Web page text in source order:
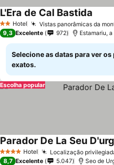
2 Estrelas
Hotel Vistas panorâmicas da
L'Era de Cal Bastida
9,3 Excelente 972 Estamariu,
Selecione as datas para ver
exatos.
Escolha popular
4 EstrelasHotel Localização
Parador De La Seu
8,7 Excelente 5.047 Seo de